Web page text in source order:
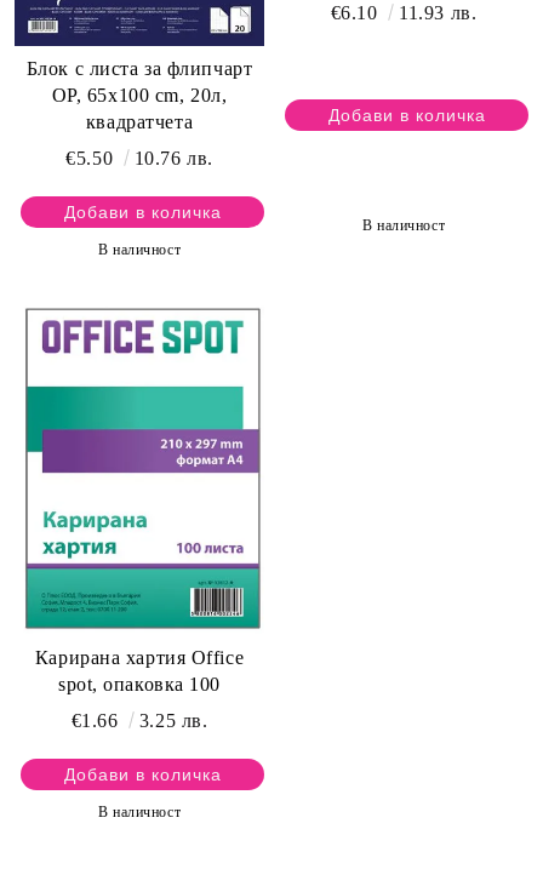
Блок с листа за флипчарт
OP, 65х100 cm, 20л,
квадратчета
€5.50
10.76 лв.
В наличност
€6.10 11.93 лв.
В наличност
Карирана хартия Office
spot, опаковка 100
€1.66
3.25 лв.
В наличност